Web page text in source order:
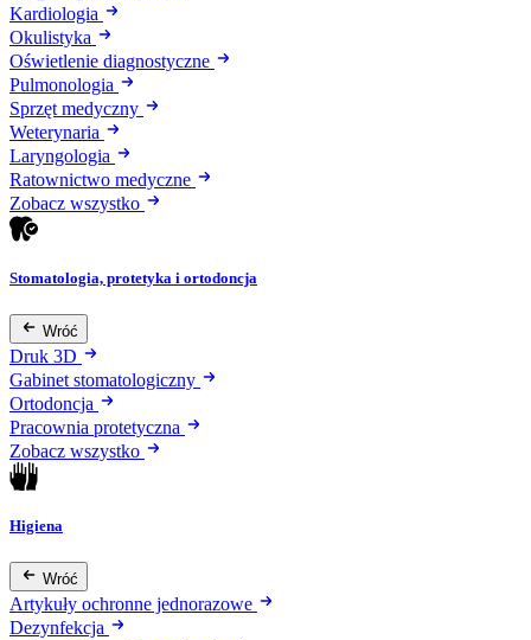
Kardiologia
Okulistyka
Oświetlenie diagnostyczne
Pulmonologia
Sprzęt medyczny
Weterynaria
Laryngologia
Ratownictwo medyczne
Zobacz wszystko
Stomatologia, protetyka i ortodoncja
Wróć
Druk 3D
Gabinet stomatologiczny
Ortodoncja
Pracownia protetyczna
Zobacz wszystko
Higiena
Wróć
Artykuły ochronne jednorazowe
Dezynfekcja